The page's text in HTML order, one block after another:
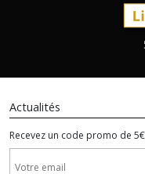
Actualités
Recevez un code promo de